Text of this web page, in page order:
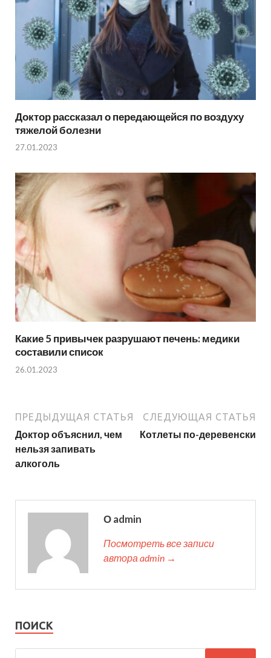
Доктор рассказал о передающейся по воздуху
тяжелой болезни
27.01.2023
Какие 5 привычек разрушают печень: медики
составили список
26.01.2023
ПРЕДЫДУЩАЯ СТАТЬЯ
Доктор объяснил, чем
нельзя запивать
алкоголь
СЛЕДУЮЩАЯ СТАТЬЯ
Котлеты по-деревенски
О admin
Посмотреть все записи
автора admin →
ПОИСК